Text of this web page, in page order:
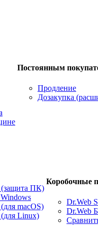
Постоянным
Продление
Дозакупка
(защита ПК)
macOS)
(для Linux)
Коробочные
Dr.Web
Dr.Web